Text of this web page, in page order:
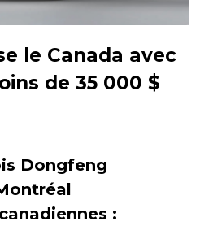
le Canada avec
de 35 000 $
Dongfeng
: